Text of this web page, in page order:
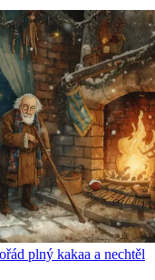
plný kakaa a nechtěl